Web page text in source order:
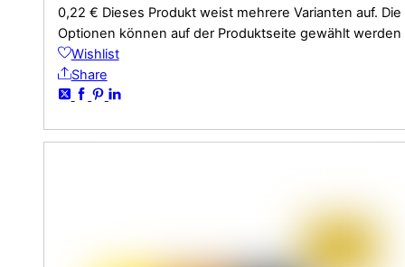
0,22 € Dieses Produkt weist mehrere Varianten auf. Die
Optionen können auf der Produktseite gewählt werden
Wishlist
Share